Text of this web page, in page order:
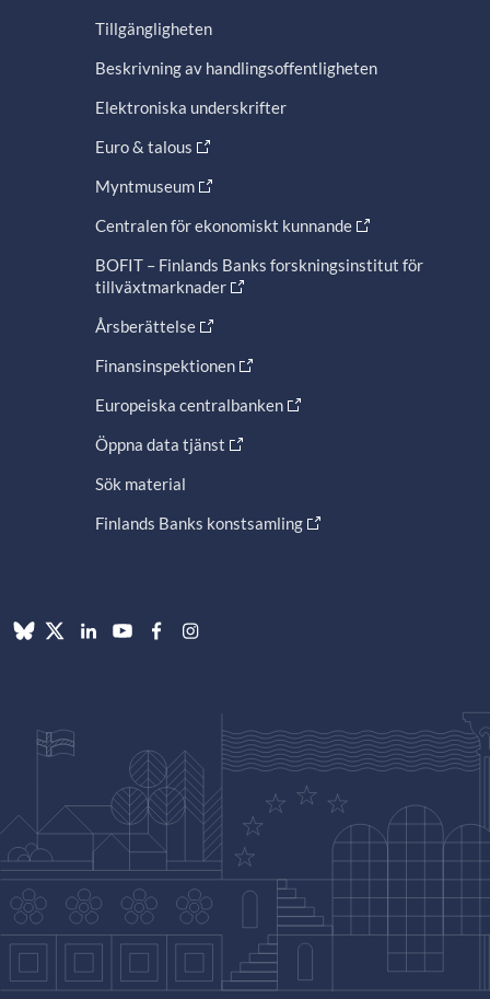
Tillgängligheten
Beskrivning av handlingsoffentligheten
Elektroniska underskrifter
Euro & talous
Myntmuseum
Centralen för ekonomiskt kunnande
BOFIT – Finlands Banks forskningsinstitut för
tillväxtmarknader
Årsberättelse
Finansinspektionen
Europeiska centralbanken
Öppna data tjänst
Sök material
Finlands Banks konstsamling